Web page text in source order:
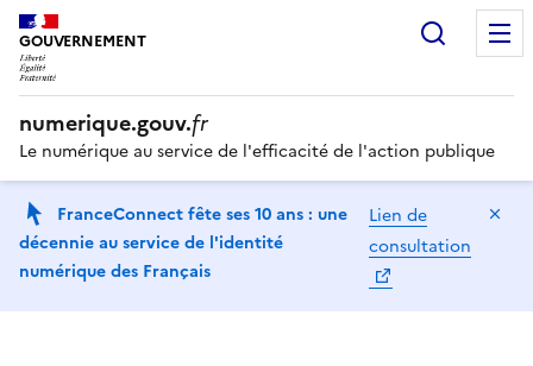
GOUVERNEMENT
numerique.gouv.fr
Le numérique au service de l'efficacité de l'action publique
FranceConnect fête ses 10 ans : une
décennie au service de l'identité
numérique des Français
Lien de
consultation